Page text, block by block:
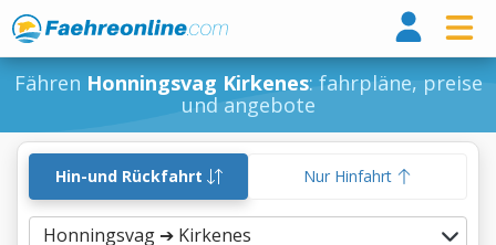
Fähren Honningsvag Kirkenes: fahrpläne, preise
und angebote
Hin-und Rückfahrt Nur Hinfahrt